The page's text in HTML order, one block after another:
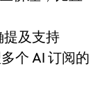
提及支持
个 AI 订阅的